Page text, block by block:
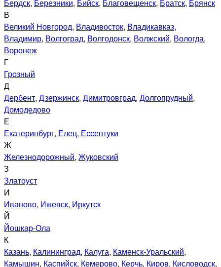
Бердск, Березники, Бийск, Благовещенск, Братск, Брянск
В
Великий Новгород, Владивосток, Владикавказ,
Владимир, Волгоград, Волгодонск, Волжский, Вологда,
Воронеж
Г
Грозный
Д
Дербент, Дзержинск, Димитровград, Долгопрудный,
Домодедово
Е
Екатеринбург, Елец, Ессентуки
Ж
Железнодорожный, Жуковский
З
Златоуст
И
Иваново, Ижевск, Иркутск
Й
Йошкар-Ола
К
Казань, Калининград, Калуга, Каменск-Уральский,
Камышин, Каспийск, Кемерово, Керчь, Киров, Кисловодск,